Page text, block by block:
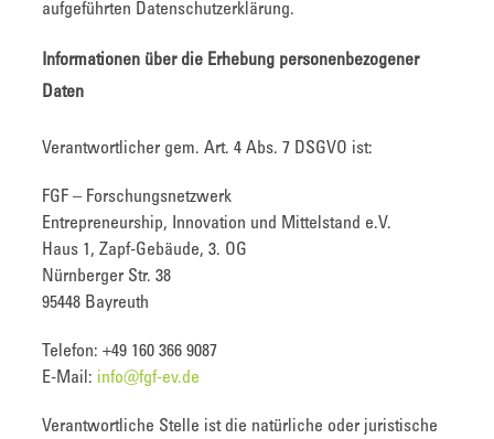
aufgeführten Datenschutzerklärung.
Informationen über die Erhebung personenbezogener
Daten
Verantwortlicher gem. Art. 4 Abs. 7 DSGVO ist:
FGF – Forschungsnetzwerk
Entrepreneurship, Innovation und Mittelstand e.V.
Haus 1, Zapf-Gebäude, 3. OG
Nürnberger Str. 38
95448 Bayreuth
Telefon: +49 160 366 9087
E-Mail: info@fgf-ev.de
Verantwortliche Stelle ist die natürliche oder juristische